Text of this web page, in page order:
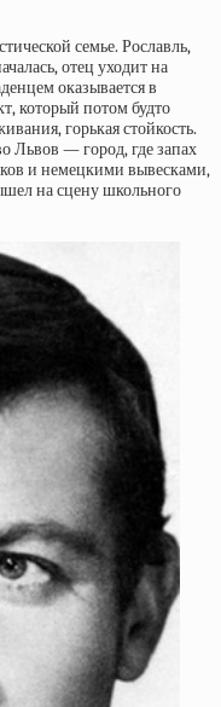
семье. Рославль,
отец уходит на
оказывается в
который потом будто
горькая стойкость.
Львов — город, где запах
и немецкими вывесками,
на сцену школьного